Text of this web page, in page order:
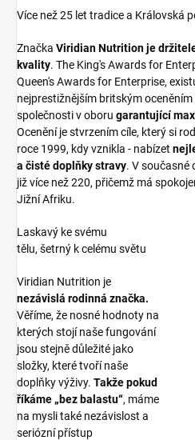
Více než 25 let tradice a Královská
Značka Viridian Nutrition je
kvality. The King's Awards for
Queen's Awards for Enterprise,
nejprestižnějším britským
společnosti v oboru garantující
Ocenění je stvrzením cíle, který si
roce 1999, kdy vznikla - nabízet
a čisté doplňky stravy. V současné
již více než 220, přičemž má
Jižní Afriku.
Laskavý ke svému
tělu, šetrný k celému světu
Viridian Nutrition je
nezávislá rodinná značka.
Věříme, že nosné hodnoty na
kterých stojí naše fungování
jsou stejně důležité jako
složky, které tvoří naše
doplňky výživy. Takže pokud
říkáme „bez balastu“, máme
na mysli také nezávislost a
seriózní přístup